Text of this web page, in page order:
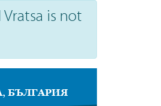
Vratsa is not
БЪЛГАРИЯ